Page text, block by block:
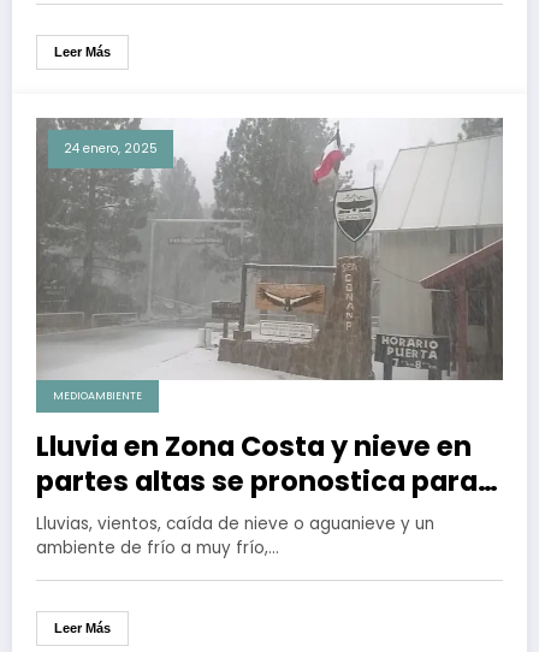
Leer Más
24 enero, 2025
MEDIOAMBIENTE
Lluvia en Zona Costa y nieve en
partes altas se pronostica para
este fin de semana en BC
Lluvias, vientos, caída de nieve o aguanieve y un
ambiente de frío a muy frío,…
Leer Más